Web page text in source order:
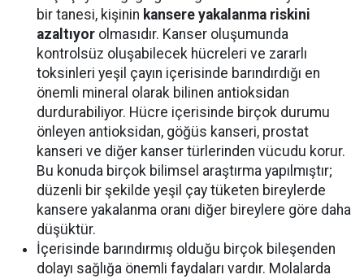
bir tanesi, kişinin kansere yakalanma riskini
azaltıyor olmasıdır. Kanser oluşumunda
kontrolsüz oluşabilecek hücreleri ve zararlı
toksinleri yeşil çayın içerisinde barındırdığı en
önemli mineral olarak bilinen antioksidan
durdurabiliyor. Hücre içerisinde birçok durumu
önleyen antioksidan, göğüs kanseri, prostat
kanseri ve diğer kanser türlerinden vücudu korur.
Bu konuda birçok bilimsel araştırma yapılmıştır;
düzenli bir şekilde yeşil çay tüketen bireylerde
kansere yakalanma oranı diğer bireylere göre daha
düşüktür.
İçerisinde barındırmış olduğu birçok bileşenden
dolayı sağlığa önemli faydaları vardır. Molalarda